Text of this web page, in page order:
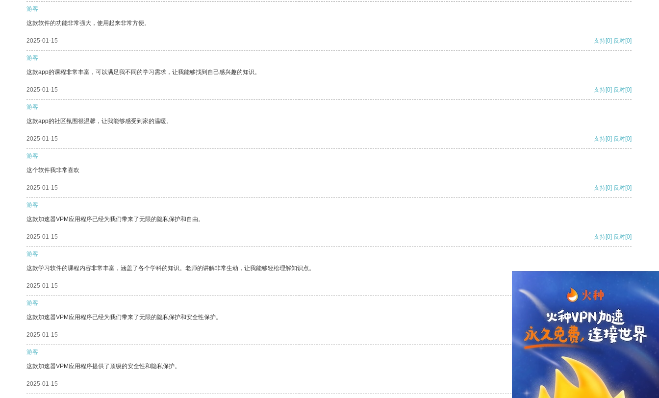
游客
这款软件的功能非常强大，使用起来非常方便。
2025-01-15 支持[0] 反对[0]
游客
这款app的课程非常丰富，可以满足我不同的学习需求，让我能够找到自己感兴趣的知识。
2025-01-15 支持[0] 反对[0]
游客
这款app的社区氛围很温馨，让我能够感受到家的温暖。
2025-01-15 支持[0] 反对[0]
游客
这个软件我非常喜欢
2025-01-15 支持[0] 反对[0]
游客
这款加速器VPM应用程序已经为我们带来了无限的隐私保护和自由。
2025-01-15 支持[0] 反对[0]
游客
这款学习软件的课程内容非常丰富，涵盖了各个学科的知识。老师的讲解非常生动，让我能够轻松理解知识点。
2025-01-15
游客
这款加速器VPM应用程序已经为我们带来了无限的隐私保护和安全性保护。
2025-01-15 支持 [0] 反对[0]
游客
这款加速器VPM应用程序提供了顶级的安全性和隐私保护。
2025-01-15 支持[0] 反对